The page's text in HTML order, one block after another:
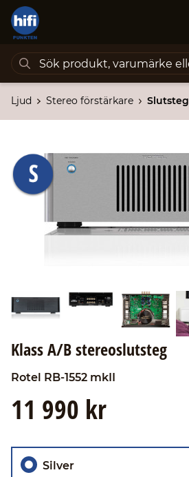
Ljud Stereo förstärkare Slutsteg
Klass A/B stereoslutsteg
Rotel RB-1552 mkII
11 990 kr
Silver